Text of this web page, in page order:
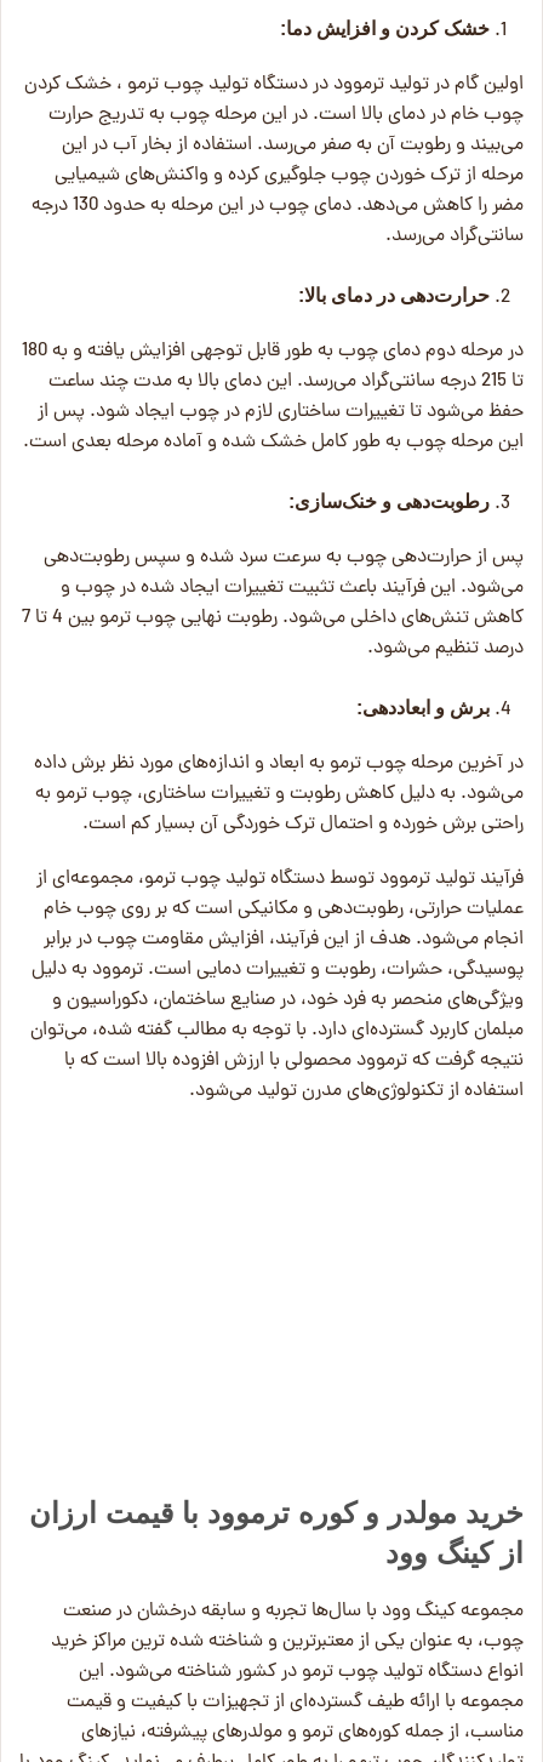
خشک کردن و افزایش دما:
اولین گام در تولید ترموود در دستگاه تولید چوب ترمو ، خشک کردن
چوب خام در دمای بالا است. در این مرحله چوب به تدریج حرارت
می‌بیند و رطوبت آن به صفر می‌رسد. استفاده از بخار آب در این
مرحله از ترک خوردن چوب جلوگیری کرده و واکنش‌های شیمیایی
مضر را کاهش می‌دهد. دمای چوب در این مرحله به حدود 130 درجه
سانتی‌گراد می‌رسد.
حرارت‌دهی در دمای بالا:
در مرحله دوم دمای چوب به طور قابل توجهی افزایش یافته و به 180
تا 215 درجه سانتی‌گراد می‌رسد. این دمای بالا به مدت چند ساعت
حفظ می‌شود تا تغییرات ساختاری لازم در چوب ایجاد شود. پس از
این مرحله چوب به طور کامل خشک شده و آماده مرحله بعدی است.
رطوبت‌دهی و خنک‌سازی:
پس از حرارت‌دهی چوب به سرعت سرد شده و سپس رطوبت‌دهی
می‌شود. این فرآیند باعث تثبیت تغییرات ایجاد شده در چوب و
کاهش تنش‌های داخلی می‌شود. رطوبت نهایی چوب ترمو بین 4 تا 7
درصد تنظیم می‌شود.
برش و ابعاد‌دهی:
در آخرین مرحله چوب ترمو به ابعاد و اندازه‌های مورد نظر برش داده
می‌شود. به دلیل کاهش رطوبت و تغییرات ساختاری، چوب ترمو به
راحتی برش خورده و احتمال ترک خوردگی آن بسیار کم است.
فرآیند تولید ترموود توسط دستگاه تولید چوب ترمو، مجموعه‌ای از
عملیات حرارتی، رطوبت‌دهی و مکانیکی است که بر روی چوب خام
انجام می‌شود. هدف از این فرآیند، افزایش مقاومت چوب در برابر
پوسیدگی، حشرات، رطوبت و تغییرات دمایی است. ترموود به دلیل
ویژگی‌های منحصر به فرد خود، در صنایع ساختمان، دکوراسیون و
مبلمان کاربرد گسترده‌ای دارد. با توجه به مطالب گفته شده، می‌توان
نتیجه گرفت که ترموود محصولی با ارزش افزوده بالا است که با
استفاده از تکنولوژی‌های مدرن تولید می‌شود.
خرید مولدر و کوره ترموود با قیمت ارزان
از کینگ وود
مجموعه کینگ وود با سال‌ها تجربه و سابقه درخشان در صنعت
چوب، به عنوان یکی از معتبرترین و شناخته‌ شده‌ ترین مراکز خرید
انواع دستگاه‌ تولید چوب ترمو در کشور شناخته می‌شود. این
مجموعه با ارائه طیف گسترده‌ای از تجهیزات با کیفیت و قیمت
مناسب، از جمله کوره‌های ترمو و مولدرهای پیشرفته، نیازهای